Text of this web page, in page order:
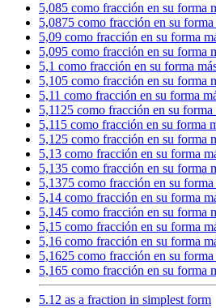
5,085 como fracción en su forma
5,0875 como fracción en su forma
5,09 como fracción en su forma
5,095 como fracción en su forma
5,1 como fracción en su forma
5,105 como fracción en su forma
5,11 como fracción en su forma
5,1125 como fracción en su forma
5,115 como fracción en su forma
5,125 como fracción en su forma
5,13 como fracción en su forma
5,135 como fracción en su forma
5,1375 como fracción en su forma
5,14 como fracción en su forma
5,145 como fracción en su forma
5,15 como fracción en su forma
5,16 como fracción en su forma
5,1625 como fracción en su forma
5,165 como fracción en su forma
5.12 as a fraction in simplest form